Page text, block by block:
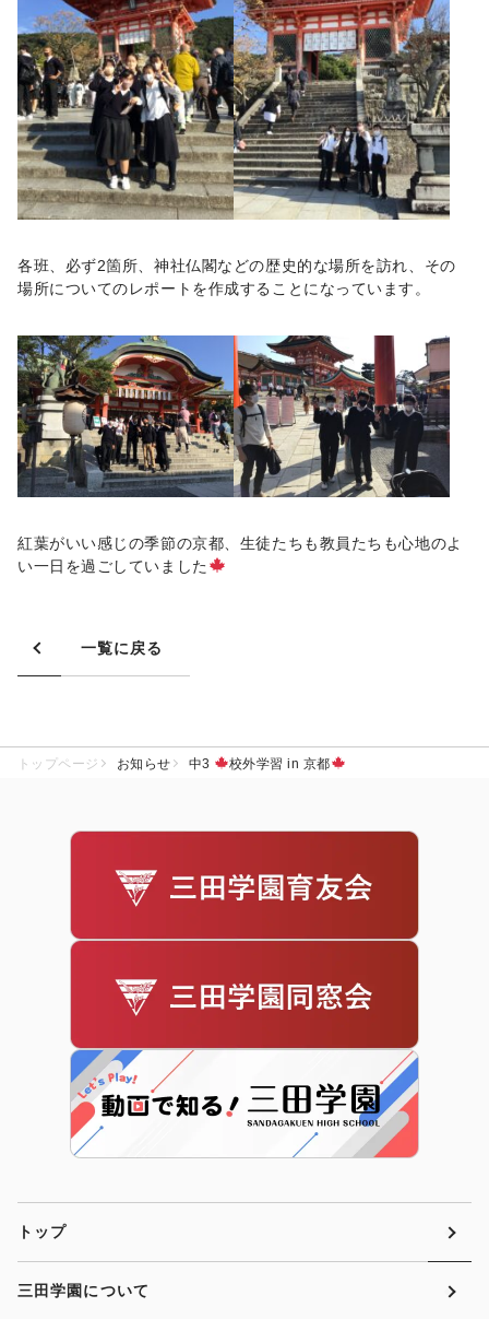
各班、必ず2箇所、神社仏閣などの歴史的な場所を訪れ、その
場所についてのレポートを作成することになっています。
紅葉がいい感じの季節の京都、生徒たちも教員たちも心地のよ
い一日を過ごしていました
一覧に戻る
トップページ お知らせ 中3 校外学習 in 京都
トップ
三田学園について